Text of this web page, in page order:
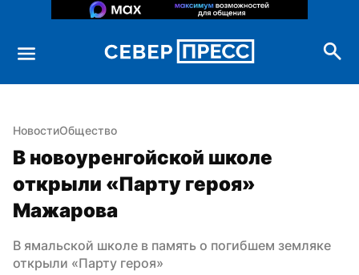
НовостиОбщество
В новоуренгойской школе
открыли «Парту героя»
Мажарова
В ямальской школе в память о погибшем земляке
открыли «Парту героя»